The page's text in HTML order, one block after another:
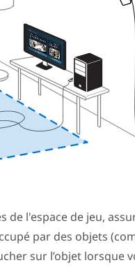
de l'espace de jeu,
par des objets
sur l’objet lorsque